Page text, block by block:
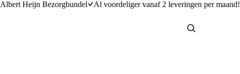
Albert Heijn Bezorgbundel Al voordeliger vanaf 2 leveringen per maand!